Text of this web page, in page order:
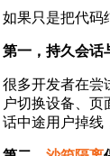
如果只是把代码
第一，持久会话
很多开发者在尝
户切换设备、
话中途用户掉线